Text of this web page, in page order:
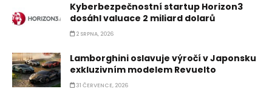
Kyberbezpečnostní startup Horizon3
dosáhl valuace 2 miliard dolarů
2 SRPNA, 2026
Lamborghini oslavuje výročí v Japonsku
exkluzivním modelem Revuelto
31 ČERVENCE, 2026